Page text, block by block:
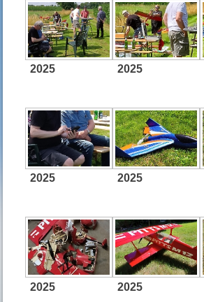
2025 2025
2025 2025
2025 2025